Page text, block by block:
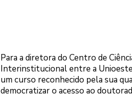
Para a diretora do Centro de
Interinstitucional entre a Unioeste
um curso reconhecido pela sua
democratizar o acesso ao